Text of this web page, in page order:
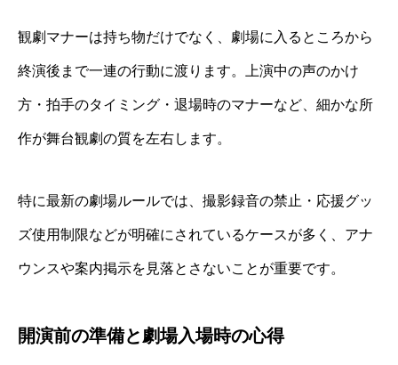
観劇マナーは持ち物だけでなく、劇場に入るところから
終演後まで一連の行動に渡ります。上演中の声のかけ
方・拍手のタイミング・退場時のマナーなど、細かな所
作が舞台観劇の質を左右します。
特に最新の劇場ルールでは、撮影録音の禁止・応援グッ
ズ使用制限などが明確にされているケースが多く、アナ
ウンスや案内掲示を見落とさないことが重要です。
開演前の準備と劇場入場時の心得